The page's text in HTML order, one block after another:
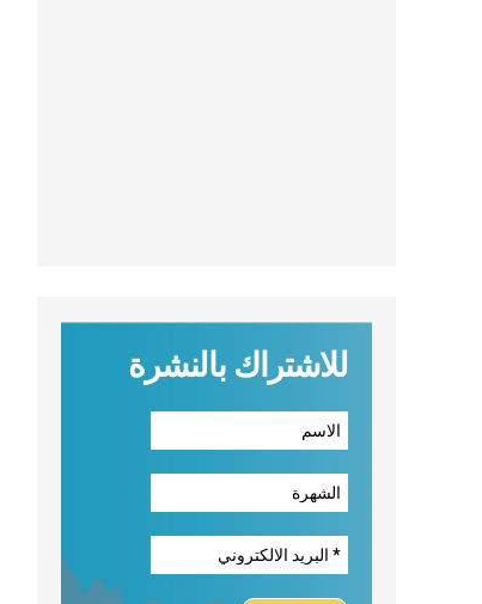
للاشتراك بالنشرة